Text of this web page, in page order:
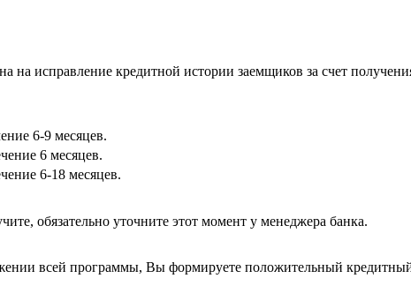
на исправление кредитной истории заемщиков за счет
6-9 месяцев.
6 месяцев.
6-18 месяцев.
обязательно уточните этот момент у менеджера банка.
всей программы, Вы формируете положительный кредитный